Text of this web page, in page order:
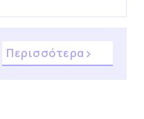
Περισσότερα